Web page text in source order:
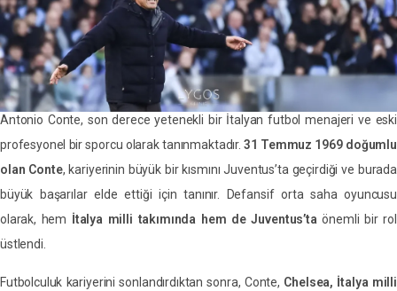
Antonio Conte, son derece yetenekli bir İtalyan futbol menajeri ve eski
profesyonel bir sporcu olarak tanınmaktadır.31 Temmuz 1969 doğumlu
olan Conte, kariyerinin büyük bir kısmını Juventus’ta geçirdiği ve burada
büyük başarılar elde ettiği için tanınır. Defansif orta saha oyuncusu
olarak, hem İtalya milli takımında hem de Juventus’ta önemli bir rol
üstlendi.
Futbolculuk kariyerini sonlandırdıktan sonra, Conte, Chelsea, İtalya milli